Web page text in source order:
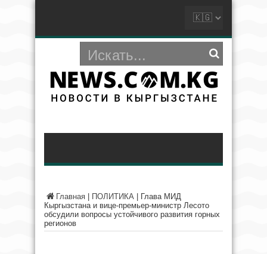
Главная ПОЛИТИКА
Глава МИД
Кыргызстана и вице-премьер-министр Лесото
обсудили вопросы устойчивого развития горных
регионов